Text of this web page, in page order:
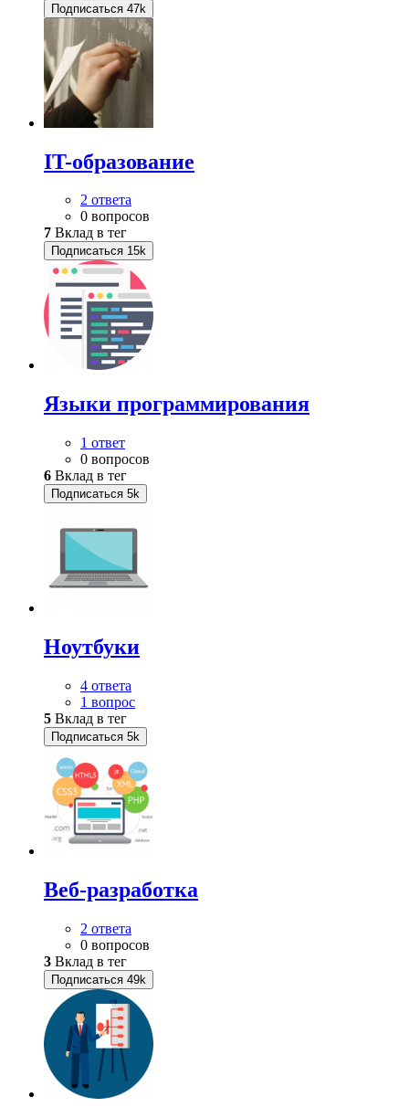
Подписаться 47k
IT-образование
2 ответа
0 вопросов
7 Вклад в тег
Подписаться 15k
Языки программирования
1 ответ
0 вопросов
6 Вклад в тег
Подписаться 5k
Ноутбуки
4 ответа
1 вопрос
5 Вклад в тег
Подписаться 5k
Веб-разработка
2 ответа
0 вопросов
3 Вклад в тег
Подписаться 49k